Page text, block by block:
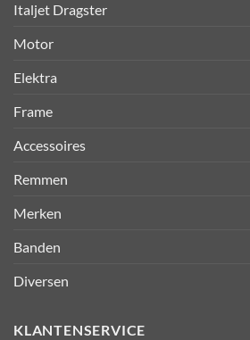
Italjet Dragster
Motor
Elektra
Frame
Accessoires
Remmen
Merken
Banden
Diversen
KLANTENSERVICE